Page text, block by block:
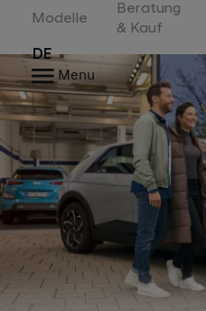
Modelle
Beratung
& Kauf
DE
Menu